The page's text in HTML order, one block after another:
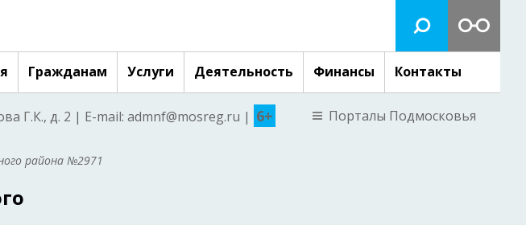
Гражданам Услуги Деятельность Финансы Контакты
Г.К., д. 2 | E-mail: admnf@mosreg.ru | 6+ Порталы Подмосковья
района №2971